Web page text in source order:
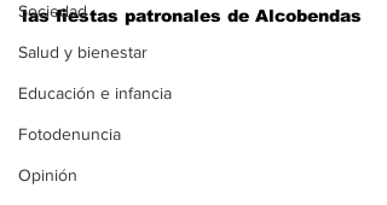
Sociedad
Salud y bienestar
Educación e infancia
Fotodenuncia
Opinión
las fiestas patronales de Alcobendas